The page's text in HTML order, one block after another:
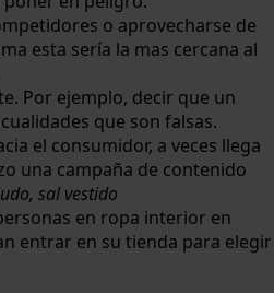
o aprovecharse de
esta sería la mas cercana al
Por ejemplo, decir que un
que son falsas.
el consumidor, a veces llega
una campaña de contenido
sal vestido
en ropa interior en
entrar en su tienda para elegir